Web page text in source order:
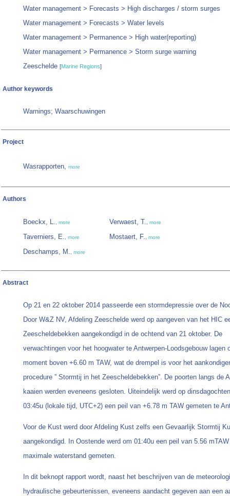
Water management > Forecasts > High discharges / storm surges
Water management > Forecasts > Water levels
Water management > Permanence > High water(reporting)
Water management > Permanence > Storm surge warning
Zeeschelde [Marine Regions]
Author keywords
Warnings; Waarschuwingen
Project
Wasrapporten, more
Authors
Boeckx, L., more
Taverniers, E., more
Deschamps, M., more
Verwaest, T., more
Mostaert, F., more
Abstract
Op 21 en 22 oktober 2014 passeerde een stormdepressie over de
Door W&Z NV, Afdeling Zeeschelde werd op aangeven van het HIC
Zeescheldebekken aangekondigd in de ochtend van 21 oktober. De
verwachtingen voor het hoogwater te Antwerpen-Loodsgebouw lagen
moment boven +6.60 m TAW, wat de drempel is voor het
procedure ” Stormtij in het Zeescheldebekken”. De poorten langs de
kaaien werden eveneens gesloten. Uiteindelijk werd op
03:45u (lokale tijd, UTC+2) een peil van +6.78 m TAW gemeten te
Voor de Kust werd door Afdeling Kust zelfs een Gevaarlijk Stormtij
aangekondigd. In Oostende werd om 01:40u een peil van 5.56
maximale waterstand gemeten.
In dit beknopt rapport wordt, naast het beschrijven van de
hydraulische gebeurtenissen, eveneens aandacht gegeven aan een